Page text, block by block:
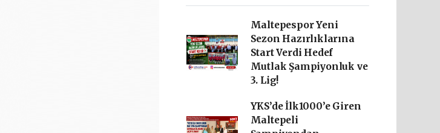
Maltepespor Yeni
Sezon Hazırlıklarına
Start Verdi Hedef
Mutlak Şampiyonluk ve
3. Lig!
YKS’de İlk1000’e Giren
Maltepeli